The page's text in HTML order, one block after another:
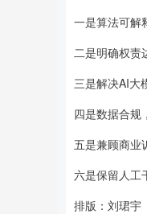
一是算法可解
二是明确权责
三是解决AI大
四是数据合规
五是兼顾商业
六是保留人工
排版：刘珺宇